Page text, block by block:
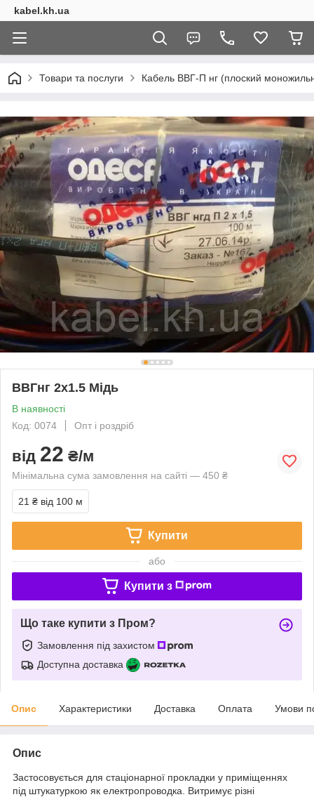
kabel.kh.ua
Товари та послуги Кабель ВВГ-П нг (плоский
ВВГнг 2х1.5 Мідь
В наявності
Код: 0074
Опт і роздріб
від 22 ₴/м
Мінімальна сума замовлення на сайті — 450 ₴
21 ₴ від 100 м
Купити
або
Купити з
Що таке купити з Пром?
Замовлення під захистом
Доступна доставка
Опис Характеристики Доставка Оплата Умови
Опис
Застосовується для стаціонарної прокладки у приміщеннях
під штукатуркою як електропроводка. Витримує різні